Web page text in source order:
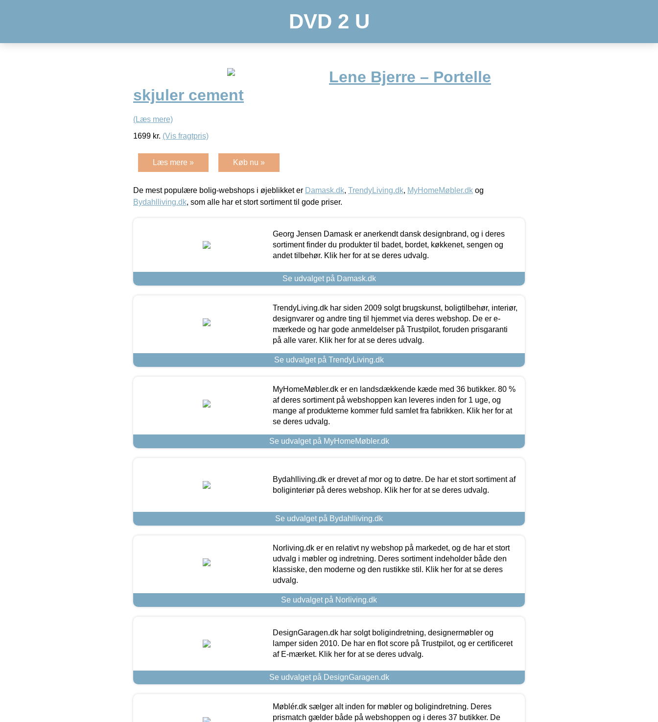
DVD 2 U
Lene Bjerre – Portelle
skjuler cement
(Læs mere)
1699 kr. (Vis fragtpris)
Læs mere » Køb nu »
De mest populære bolig-webshops i øjeblikket er Damask.dk, TrendyLiving.dk, MyHomeMøbler.dk og
Bydahlliving.dk, som alle har et stort sortiment til gode priser.
Georg Jensen Damask er anerkendt dansk designbrand, og i deres
sortiment finder du produkter til badet, bordet, køkkenet, sengen og
andet tilbehør. Klik her for at se deres udvalg.
Se udvalget på Damask.dk
TrendyLiving.dk har siden 2009 solgt brugskunst, boligtilbehør, interiør,
designvarer og andre ting til hjemmet via deres webshop. De er e-
mærkede og har gode anmeldelser på Trustpilot, foruden prisgaranti
på alle varer. Klik her for at se deres udvalg.
Se udvalget på TrendyLiving.dk
MyHomeMøbler.dk er en landsdækkende kæde med 36 butikker. 80 %
af deres sortiment på webshoppen kan leveres inden for 1 uge, og
mange af produkterne kommer fuld samlet fra fabrikken. Klik her for at
se deres udvalg.
Se udvalget på MyHomeMøbler.dk
Bydahlliving.dk er drevet af mor og to døtre. De har et stort sortiment af
boliginteriør på deres webshop. Klik her for at se deres udvalg.
Se udvalget på Bydahlliving.dk
Norliving.dk er en relativt ny webshop på markedet, og de har et stort
udvalg i møbler og indretning. Deres sortiment indeholder både den
klassiske, den moderne og den rustikke stil. Klik her for at se deres
udvalg.
Se udvalget på Norliving.dk
DesignGaragen.dk har solgt boligindretning, designermøbler og
lamper siden 2010. De har en flot score på Trustpilot, og er certificeret
af E-mærket. Klik her for at se deres udvalg.
Se udvalget på DesignGaragen.dk
Møblér.dk sælger alt inden for møbler og boligindretning. Deres
prismatch gælder både på webshoppen og i deres 37 butikker. De